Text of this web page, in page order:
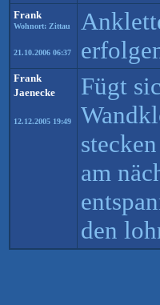
Frank
Wohnort: Zittau
21.10.2006 06:37
Frank
Jaenecke
12.12.2005 19:49
Fügt
am
den